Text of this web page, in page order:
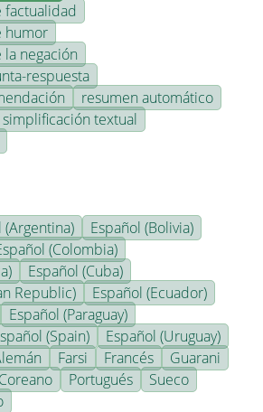
humor
negación
respuesta
resumen automático
simplificación textual
(Argentina)
Español (Bolivia)
(Colombia)
Español (Cuba)
Republic)
Español (Ecuador)
Español (Paraguay)
(Spain)
Español (Uruguay)
Farsi Francés
Guarani
Coreano Portugués
Sueco